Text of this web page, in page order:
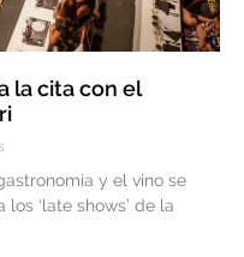
la cita con el
y el vino se
‘late shows’ de la